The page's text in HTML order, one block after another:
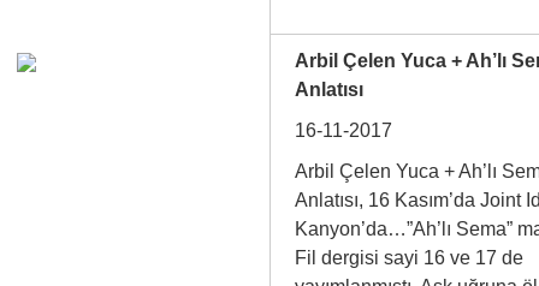
Arbil Çelen Yuca + Ah’lı
Anlatısı
16-11-2017
Arbil Çelen Yuca + Ah’lı
Anlatısı, 16 Kasım’da Joint
Kanyon’da…”Ah’lı Sema”
Fil dergisi sayi 16 ve 17 de